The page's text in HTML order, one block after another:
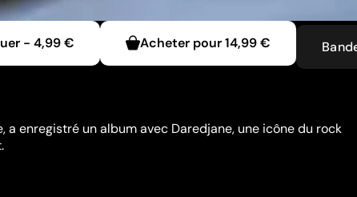
- 4,99 € Acheter pour14,99 €
a enregistré un album avec Daredjane, une icône du rock